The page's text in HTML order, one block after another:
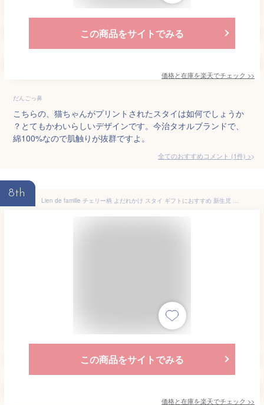
この商品をサイトでみる
価格と在庫を楽天でチェック >>
だんごっ鼻
こちらの、猫ちゃんがプリントされたスタイは如何でしょうか
？とてもかわいらしいデザインです。今治タオルブランドで、
綿100%なので肌触りが抜群ですよ。
全てのおすすめコメント (1件) >
8th
Lien de famille チェリー柄 よだれかけ スタイ ギフトにおすすめ 新生児 赤ちゃん用 男の子 女の子 リヤンドファミーユ 出産祝い おしゃれ かわいい パイル 日本製 綿100％ 送料無料 名入れ お名前刺繍 お名前入れ
この商品をサイトでみる
価格と在庫を楽天でチェック >>